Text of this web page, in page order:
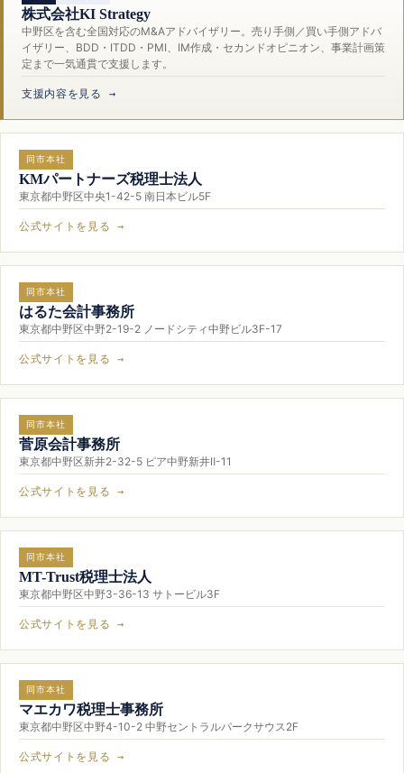
株式会社KI Strategy
中野区を含む全国対応のM&Aアドバイザリー。売り手側／買い手側アドバ
イザリー、BDD・ITDD・PMI、IM作成・セカンドオピニオン、事業計画策
定まで一気通貫で支援します。
支援内容を見る →
同市本社
KMパートナーズ税理士法人
東京都中野区中央1-42-5 南日本ビル5F
公式サイトを見る →
同市本社
はるた会計事務所
東京都中野区中野2-19-2 ノードシティ中野ビル3F-17
公式サイトを見る →
同市本社
菅原会計事務所
東京都中野区新井2-32-5 ピア中野新井Ⅱ-11
公式サイトを見る →
同市本社
MT-Trust税理士法人
東京都中野区中野3-36-13 サトービル3F
公式サイトを見る →
同市本社
マエカワ税理士事務所
東京都中野区中野4-10-2 中野セントラルパークサウス2F
公式サイトを見る →